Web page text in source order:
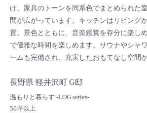
長野県 軽井沢町 G邸
温もりと暮らす -LOG series-
50坪以上
け、家具のトーンを同系色でまとめられた
間が広がっています。キッチンはリビング
置。景色とともに、音楽鑑賞を存分に楽し
で優雅な時間を楽しめます。サウナやシャ
ームも完備され、充実したおもてなし空間